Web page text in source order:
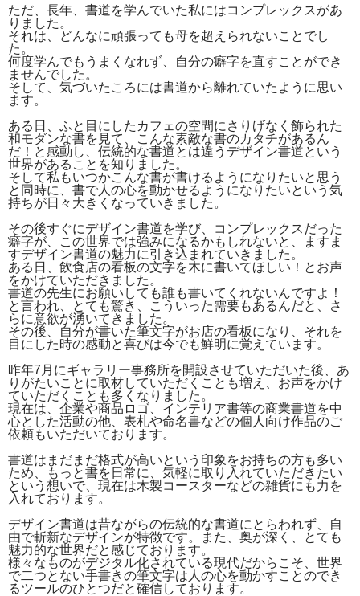
ただ、長年、書道を学んでいた私にはコンプレックスがあ
りました。
それは、どんなに頑張っても母を超えられないことでし
た。
何度学んでもうまくなれず、自分の癖字を直すことができ
ませんでした。
そして、気づいたころには書道から離れていたように思い
ます。
ある日、ふと目にしたカフェの空間にさりげなく飾られた
和モダンな書を見て、こんな素敵な書のカタチがあるん
だ！と感動し、伝統的な書道とは違うデザイン書道という
世界があることを知りました。
そして私もいつかこんな書が書けるようになりたいと思う
と同時に、書で人の心を動かせるようになりたいという気
持ちが日々大きくなっていきました。
その後すぐにデザイン書道を学び、コンプレックスだった
癖字が、この世界では強みになるかもしれないと、ますま
すデザイン書道の魅力に引き込まれていきました。
ある日、飲食店の看板の文字を木に書いてほしい！とお声
をかけていただきました。
書道の先生にお願いしても誰も書いてくれないんですよ！
と言われ、とても驚き、こういった需要もあるんだと、さ
らに意欲が湧いてきました。
その後、自分が書いた筆文字がお店の看板になり、それを
目にした時の感動と喜びは今でも鮮明に覚えています。
昨年7月にギャラリー事務所を開設させていただいた後、あ
りがたいことに取材していただくことも増え、お声をかけ
ていただくことも多くなりました。
現在は、企業や商品ロゴ、インテリア書等の商業書道を中
心とした活動の他、表札や命名書などの個人向け作品のご
依頼もいただいております。
書道はまだまだ格式が高いという印象をお持ちの方も多い
ため、もっと書を日常に、気軽に取り入れていただきたい
という想いで、現在は木製コースターなどの雑貨にも力を
入れております。
デザイン書道は昔ながらの伝統的な書道にとらわれず、自
由で斬新なデザインが特徴です。また、奥が深く、とても
魅力的な世界だと感じております。
様々なものがデジタル化されている現代だからこそ、世界
で二つとない手書きの筆文字は人の心を動かすことのでき
るツールのひとつだと確信しております。